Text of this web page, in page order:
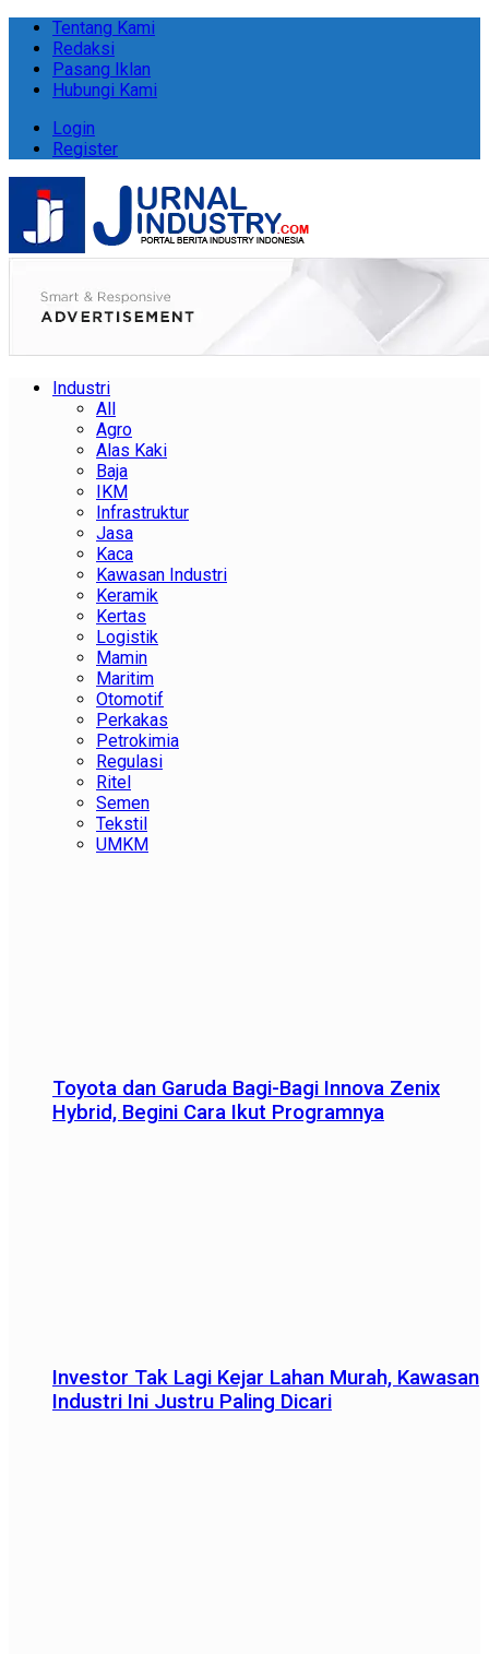
Tentang Kami
Redaksi
Pasang Iklan
Hubungi Kami
Login
Register
Industri
All
Agro
Alas Kaki
Baja
IKM
Infrastruktur
Jasa
Kaca
Kawasan Industri
Keramik
Kertas
Logistik
Mamin
Maritim
Otomotif
Perkakas
Petrokimia
Regulasi
Ritel
Semen
Tekstil
UMKM
Toyota dan Garuda Bagi-Bagi Innova Zenix
Hybrid, Begini Cara Ikut Programnya
Investor Tak Lagi Kejar Lahan Murah, Kawasan
Industri Ini Justru Paling Dicari